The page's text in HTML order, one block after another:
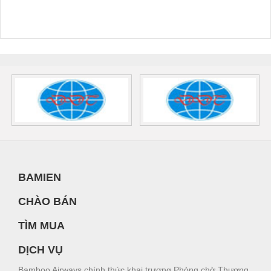
BAMIEN
CHÀO BÁN
TÌM MUA
DỊCH VỤ